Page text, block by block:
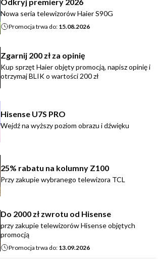
Nowa seria telewizorów Haier S90G
Promocja trwa do: 15.08.2026
Zgarnij 200 zł za opinię
Kup sprzęt Haier objęty promocją, napisz opinię i
otrzymaj BLIK o wartości 200 zł
Hisense U7S PRO
Wejdź na wyższy poziom obrazu i dźwięku
25% rabatu na kolumny Z100
Przy zakupie wybranego telewizora TCL
Do 2000 zł zwrotu od Hisense
przy zakupie telewizorów Hisense objętych
promocją
Promocja trwa do: 13.09.2026